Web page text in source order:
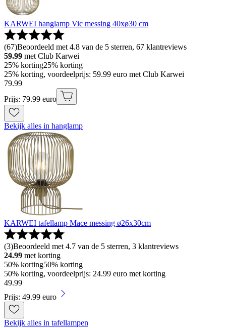
KARWEI hanglamp Vic messing 40xø30 cm
(67)Beoordeeld met 4.8 van de 5 sterren, 67 klantreviews
59.99 met Club Karwei
25% korting25% korting
25% korting, voordeelprijs: 59.99 euro met Club Karwei
79.99
Prijs: 79.99 euro
Bekijk alles in hanglamp
KARWEI tafellamp Mace messing ø26x30cm
(3)Beoordeeld met 4.7 van de 5 sterren, 3 klantreviews
24.99 met korting
50% korting50% korting
50% korting, voordeelprijs: 24.99 euro met korting
49.99
Prijs: 49.99 euro
Bekijk alles in tafellampen